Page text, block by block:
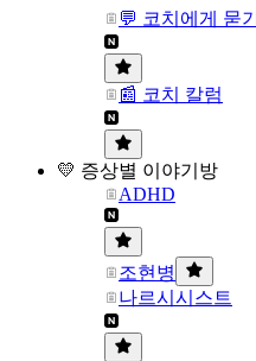
💬 코치에게 묻기
📰 코치 칼럼
💛 증상별 이야기방
ADHD
조현병
나르시시스트